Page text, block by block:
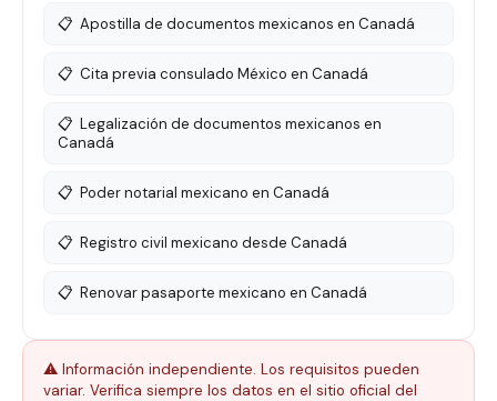
📋 Apostilla de documentos mexicanos en Canadá
📋 Cita previa consulado México en Canadá
📋 Legalización de documentos mexicanos en
Canadá
📋 Poder notarial mexicano en Canadá
📋 Registro civil mexicano desde Canadá
📋 Renovar pasaporte mexicano en Canadá
⚠️ Información independiente. Los requisitos pueden
variar. Verifica siempre los datos en el sitio oficial del